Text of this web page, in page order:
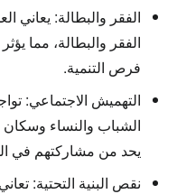
الفقر والبطالة:
الفقر والبطالة، مما
فرص التنمية.
التهميش الاجتماعي:
الشباب والنساء وسكان
يحد من مشاركتهم في
نقص البنية التحتية: